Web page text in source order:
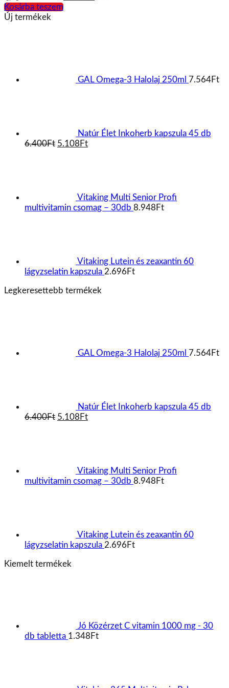
was:
6.849Ft.
Kosárba teszem
Új termékek
GAL Omega-3 Halolaj 250ml 7.564Ft
Natúr Élet Inkoherb kapszula 45 db
6.400Ft Original
5.108 FtCurrent
Vitaking Multi Senior Profi
multivitamin csomag – 30db 8.948 Ft
Vitaking Lutein és zeaxantin 60
lágyzselatin kapszula 2.696 Ft
Legkeresettebb termékek
GAL Omega-3 Halolaj 250ml 7.564Ft
Natúr Élet Inkoherb kapszula 45 db
6.400Ft Original
5.108 FtCurrent
Vitaking Multi Senior Profi
multivitamin csomag – 30db 8.948 Ft
Vitaking Lutein és zeaxantin 60
lágyzselatin kapszula 2.696 Ft
Kiemelt termékek
Jó Közérzet C vitamin 1000 mg - 30
db tabletta 1.348 Ft